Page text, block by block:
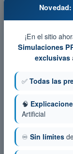
¡En el sitio
Simulaciones
exclusivas
✅ Todas las
🧠
Artificial
♾️ Sin límites